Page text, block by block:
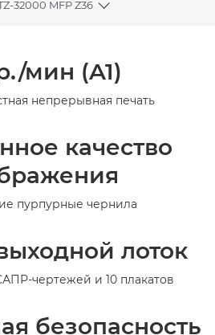
32000 MFP Z36
Toggle
мин (A1)
непрерывная печать
качество
пурпурные чернила
лоток
чертежей и 10 плакатов
безопасность